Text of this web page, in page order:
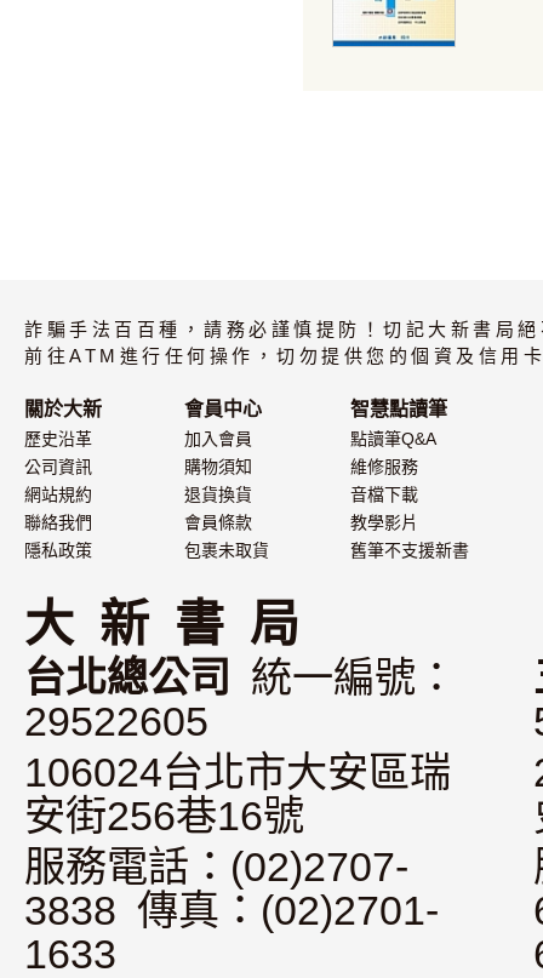
詐騙手法百百種，請務必謹慎提防！切記大新書局
前往ATM進行任何操作，切勿提供您的個資及信用
關於大新
歷史沿革
公司資訊
網站規約
聯絡我們
隱私政策
會員中心
加入會員
購物須知
退貨換貨
會員條款
包裹未取貨
智慧點讀筆
點讀筆Q&A
維修服務
音檔下載
教學影片
舊筆不支援新書
大 新 書 局
台北總公司
統一編號：
29522605
106024台北市大安區瑞
安街256巷16號
服務電話：(02)2707-
3838 傳真：(02)2701-
1633